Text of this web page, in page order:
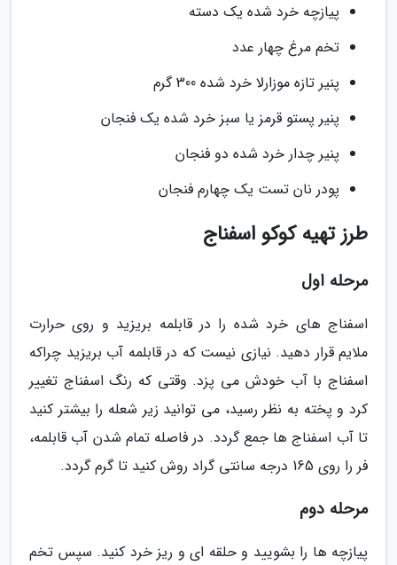
پیازچه خرد شده یک دسته
تخم مرغ چهار عدد
پنیر تازه موزارلا خرد شده 300 گرم
پنیر پستو قرمز یا سبز خرد شده یک فنجان
پنیر چدار خرد شده دو فنجان
پودر نان تست یک چهارم فنجان
طرز تهیه کوکو اسفناج
مرحله اول
اسفناج های خرد شده را در قابلمه بریزید و روی حرارت
ملایم قرار دهید. نیازی نیست که در قابلمه آب بریزید چراکه
اسفناج با آب خودش می پزد. وقتی که رنگ اسفناج تغییر
کرد و پخته به نظر رسید، می توانید زیر شعله را بیشتر کنید
تا آب اسفناج ها جمع گردد. در فاصله تمام شدن آب قابلمه،
فر را روی 165 درجه سانتی گراد روش کنید تا گرم گردد.
مرحله دوم
پیازچه ها را بشویید و حلقه ای و ریز خرد کنید. سپس تخم